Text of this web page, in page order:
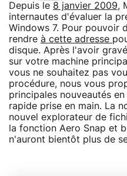
Depuis le 8 janvier 2009,
internautes d'évaluer la
Windows 7. Pour pouvoir
rendre à cette adresse
disque. Après l'avoir
sur votre machine
vous ne souhaitez pas
procédure, nous vous
principales nouveautés
rapide prise en main. La
nouvel explorateur de
la fonction Aero Snap et
n'auront bientôt plus de